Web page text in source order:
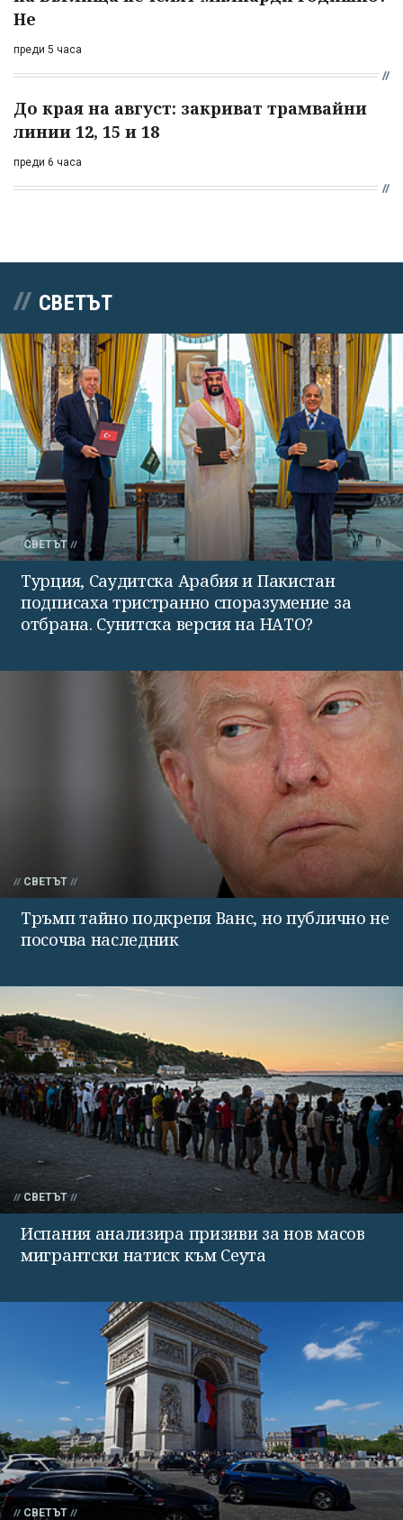
Не
преди 5 часа
До края на август: закриват трамвайни
линии 12, 15 и 18
преди 6 часа
СВЕТЪТ
СВЕТЪТ
Турция, Саудитска Арабия и Пакистан
подписаха тристранно споразумение за
отбрана. Сунитска версия на НАТО?
СВЕТЪТ
Тръмп тайно подкрепя Ванс, но публично не
посочва наследник
СВЕТЪТ
Испания анализира призиви за нов масов
мигрантски натиск към Сеута
СВЕТЪТ